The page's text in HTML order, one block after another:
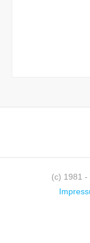
(c) 1981 -